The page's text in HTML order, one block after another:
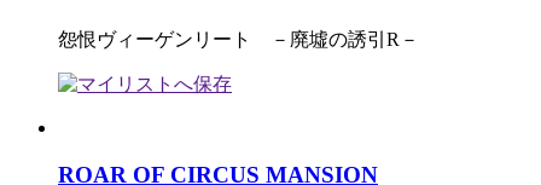
怨恨ヴィーゲンリート －廃墟の誘引R－
ROAR OF CIRCUS MANSION